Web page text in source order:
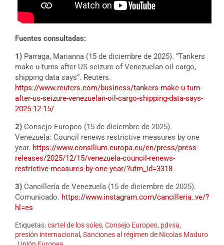
Fuentes consultadas:
1) Parraga, Marianna (15 de diciembre de 2025). “Tankers
make u-turns after US seizure of Venezuelan oil cargo,
shipping data says”. Reuters.
https://www.reuters.com/business/tankers-make-u-turn-
after-us-seizure-venezuelan-oil-cargo-shipping-data-says-
2025-12-15/
2) Consejo Europeo (15 de diciembre de 2025).
Venezuela: Council renews restrictive measures by one
year. https://www.consilium.europa.eu/en/press/press-
releases/2025/12/15/venezuela-council-renews-
restrictive-measures-by-one-year/?utm_id=3318
3) Cancillería de Venezuela (15 de diciembre de 2025).
Comunicado. https://www.instagram.com/cancilleria_ve/?
hl=es
Etiquetas:cartel de los soles, Consejo Europeo, pdvsa,
presión internacional , Sanciones al régimen de Nicolas Maduro